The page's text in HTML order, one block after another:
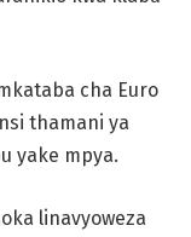
cha Euro
thamani ya
yake mpya.
linavyoweza